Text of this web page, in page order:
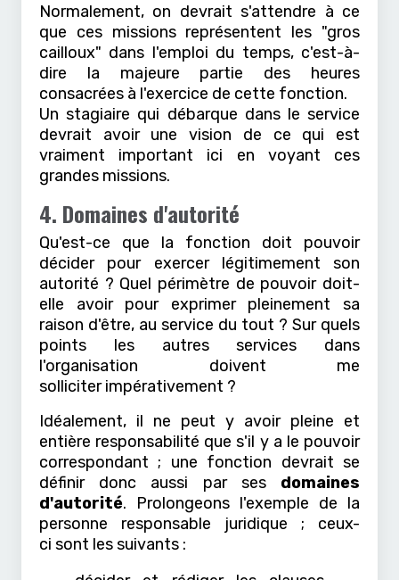
Normalement, on devrait s'attendre à ce
que ces missions représentent les "gros
cailloux" dans l'emploi du temps, c'est-à-
dire la majeure partie des heures
consacrées à l'exercice de cette fonction.
Un stagiaire qui débarque dans le service
devrait avoir une vision de ce qui est
vraiment important ici en voyant ces
grandes missions.
4. Domaines d'autorité
Qu'est-ce que la fonction doit pouvoir
décider pour exercer légitimement son
autorité ? Quel périmètre de pouvoir doit-
elle avoir pour exprimer pleinement sa
raison d'être, au service du tout ? Sur quels
points les autres services dans
l'organisation doivent me
solliciter impérativement ?
Idéalement, il ne peut y avoir pleine et
entière responsabilité que s'il y a le pouvoir
correspondant ; une fonction devrait se
définir donc aussi par ses domaines
d'autorité. Prolongeons l'exemple de la
personne responsable juridique ; ceux-
ci sont les suivants :